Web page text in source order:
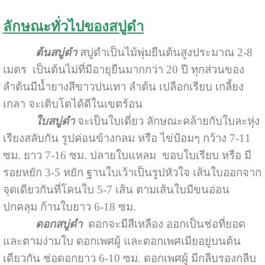
ลักษณะทั่วไปของสบู่ดำ
ต้นสบู่ดำสบู่ดำเป็นไม้พุ่มยืนต้นสูงประมาณ 2-8
เมตร เป็นต้นไม่ที่มีอายุยืนมากกว่า 20 ปี ทุกส่วนของ
ลำต้นมีน้ำยางสีขาวปนเทา ลำต้น เปลือกเรียบ เกลี้ยง
เกลา จะเติบโตได้ดีในเขตร้อน
ใบสบู่ดำจะเป็นใบเดี่ยว ลักษณะคล้ายกับใบละหุ่ง
เรียงสลับกัน รูปค่อนข้างกลม หรือ ไข่ป้อมๆ กว้าง 7-11
ซม. ยาว 7-16 ซม. ปลายใบแหลม ขอบใบเรียบ หรือ มี
รอยหยัก 3-5 หยัก ฐานใบเว้าเป็นรูปหัวใจ เส้นใบออกจาก
จุดเดียวกันที่โคนใบ 5-7 เส้น ตามเส้นใบมีขนอ่อน
ปกคลุม ก้านใบยาว 6-18 ซม.
ดอกสบู่ดำดอกจะมีสีเหลือง ออกเป็นช่อที่ยอด
และตามง่ามใบ ดอกเพศผู้ และดอกเพศเมียอยู่บนต้น
เดียวกัน ช่อดอกยาว 6-10 ซม. ดอกเพศผู้ มีกลีบรองกลีบ